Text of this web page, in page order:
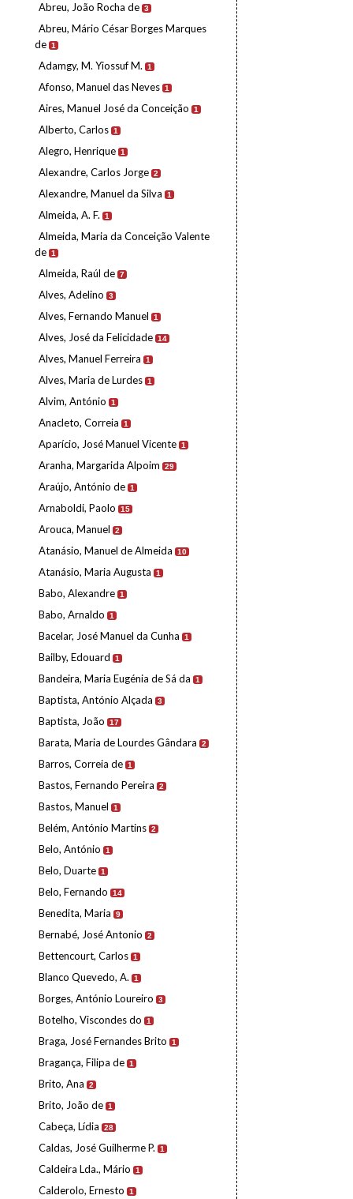
Abreu, João Rocha de 3
Abreu, Mário César Borges Marques
de 1
Adamgy, M. Yiossuf M. 1
Afonso, Manuel das Neves 1
Aires, Manuel José da Conceição 1
Alberto, Carlos 1
Alegro, Henrique 1
Alexandre, Carlos Jorge 2
Alexandre, Manuel da Silva 1
Almeida, A. F. 1
Almeida, Maria da Conceição Valente
de 1
Almeida, Raúl de 7
Alves, Adelino 3
Alves, Fernando Manuel 1
Alves, José da Felicidade 14
Alves, Manuel Ferreira 1
Alves, Maria de Lurdes 1
Alvim, António 1
Anacleto, Correia 1
Aparício, José Manuel Vicente 1
Aranha, Margarida Alpoim 29
Araújo, António de 1
Arnaboldi, Paolo 15
Arouca, Manuel 2
Atanásio, Manuel de Almeida 10
Atanásio, Maria Augusta 1
Babo, Alexandre 1
Babo, Arnaldo 1
Bacelar, José Manuel da Cunha 1
Bailby, Edouard 1
Bandeira, Maria Eugénia de Sá da 1
Baptista, António Alçada 3
Baptista, João 17
Barata, Maria de Lourdes Gândara 2
Barros, Correia de 1
Bastos, Fernando Pereira 2
Bastos, Manuel 1
Belém, António Martins 2
Belo, António 1
Belo, Duarte 1
Belo, Fernando 14
Benedita, Maria 9
Bernabé, José Antonio 2
Bettencourt, Carlos 1
Blanco Quevedo, A. 1
Borges, António Loureiro 3
Botelho, Viscondes do 1
Braga, José Fernandes Brito 1
Bragança, Filipa de 1
Brito, Ana 2
Brito, João de 1
Cabeça, Lídia 28
Caldas, José Guilherme P. 1
Caldeira Lda., Mário 1
Calderolo, Ernesto 1